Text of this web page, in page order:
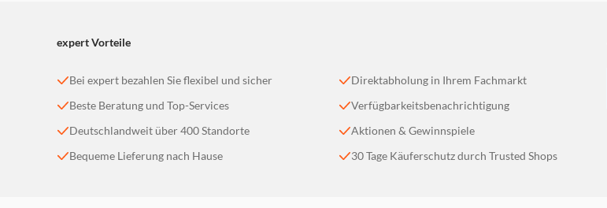
expert Vorteile
Bei expert bezahlen Sie flexibel und sicher
Beste Beratung und Top-Services
Deutschlandweit über 400 Standorte
Bequeme Lieferung nach Hause
Direktabholung in Ihrem Fachmarkt
Verfügbarkeitsbenachrichtigung
Aktionen & Gewinnspiele
30 Tage Käuferschutz durch Trusted Shops